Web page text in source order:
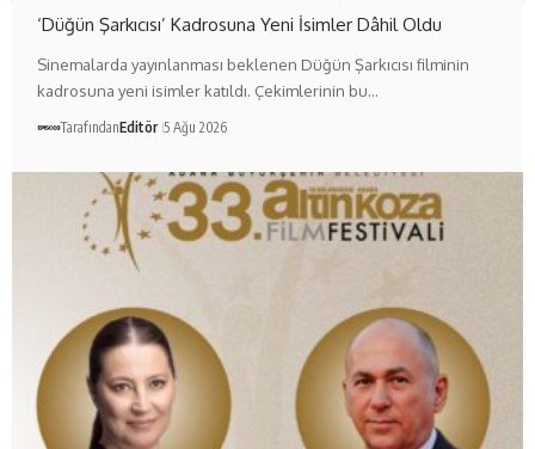
‘Düğün Şarkıcısı’ Kadrosuna Yeni İsimler Dâhil Oldu
Sinemalarda yayınlanması beklenen Düğün Şarkıcısı filminin
kadrosuna yeni isimler katıldı. Çekimlerinin bu…
TarafındanEditör 5 Ağu 2026